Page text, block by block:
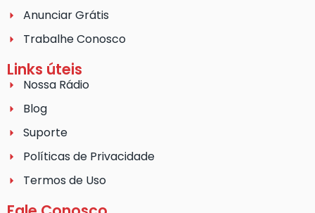
Anunciar Grátis
Trabalhe Conosco
Links úteis
Nossa Rádio
Blog
Suporte
Políticas de Privacidade
Termos de Uso